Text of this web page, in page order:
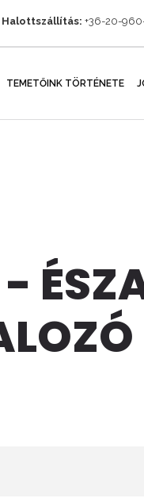
Halottszállítás: +36-20-
TEMETŐINK TÖRTÉNETE
-